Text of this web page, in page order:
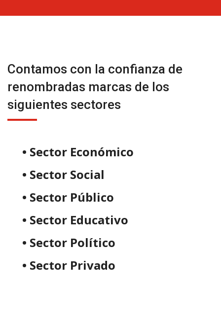
Contamos con la confianza de
renombradas marcas de los
siguientes sectores
• Sector Económico
• Sector Social
• Sector Público
• Sector Educativo
• Sector Político
• Sector Privado